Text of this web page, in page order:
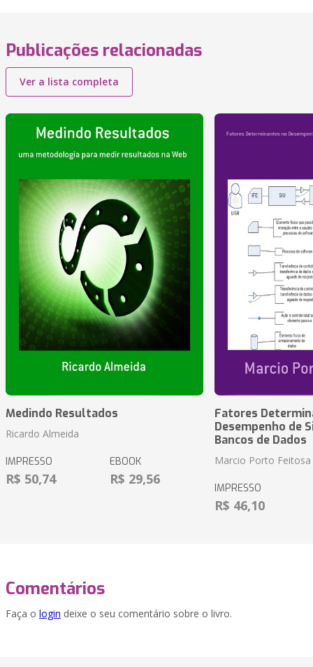
Publicações relacionadas
Ver a lista completa
Medindo Resultados
Ricardo Almeida
IMPRESSO
R$ 50,74
EBOOK
R$ 29,56
Fatores
Desempenho de
Bancos de Dados
Marcio Porto Feitosa
IMPRESSO
R$ 46,10
Comentários
Faça o login deixe o seu comentário sobre o livro.